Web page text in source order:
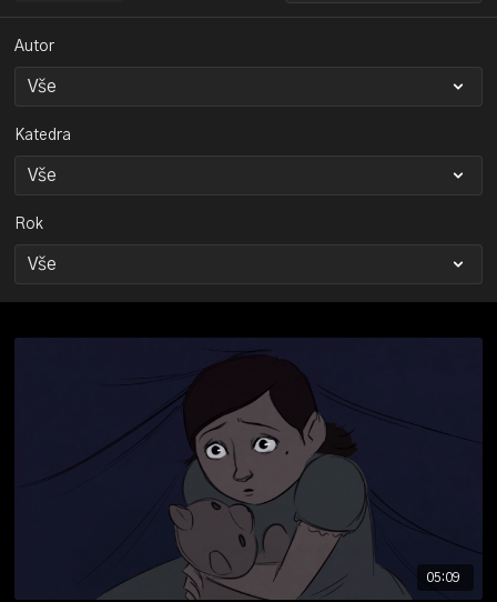
Autor
Katedra
Rok
05:09